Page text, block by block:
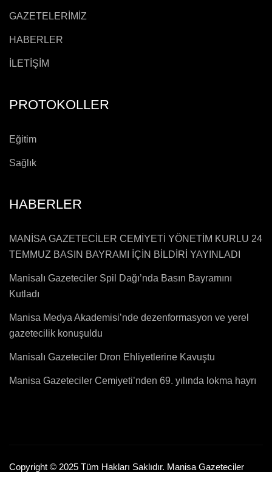
GAZETELERİMİZ
HABERLER
İLETİŞİM
PROTOKOLLER
Eğitim
Sağlık
HABERLER
MANİSA GAZETECİLER CEMİYETİ YÖNETİM KURLU 24
TEMMUZ BASIN BAYRAMI İÇİN BİLDİRİ YAYINLADI
Manisalı Gazeteciler Spil Dağı’nda Basın Bayramını
Kutladı
Manisa Medya Akademisi’nde dezenformasyon ve yerel
gazetecilik konuşuldu
Manisalı Gazeteciler Dron Ehliyetlerine Kavuştu
Manisa Gazeteciler Cemiyeti’nden 69. yılında lokma hayrı
Copyright © 2025 Tüm Hakları Saklıdır. Manisa Gazeteciler